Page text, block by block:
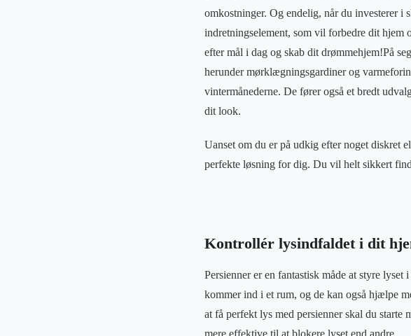
omkostninger. Og endelig, når du investerer
indretningselement, som vil forbedre dit hjem
efter mål i dag og skab dit drømmehjem!På
herunder mørklægningsgardiner og
vintermånederne. De fører også et bredt
dit look.
Uanset om du er på udkig efter noget diskret
perfekte løsning for dig. Du vil helt sikkert
Kontrollér lysindfaldet i dit
Persienner er en fantastisk måde at styre
kommer ind i et rum, og de kan også hjælpe
at få perfekt lys med persienner skal du
mere effektive til at blokere lyset end andre.